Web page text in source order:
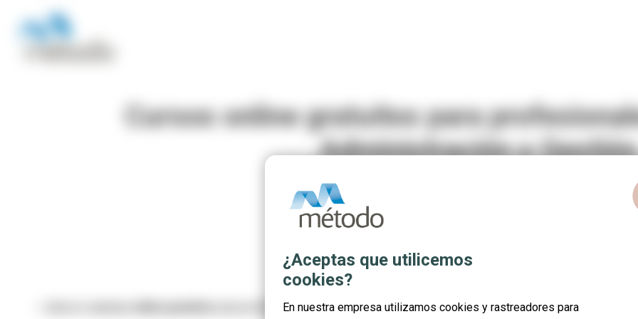
Cursos online gratuitos para
Administración y Gestión
para profesionales del Sector Administración y Gestión! ⭐
¿Aceptas que utilicemos
cookies?
En nuestra empresa utilizamos cookies y rastreadores para